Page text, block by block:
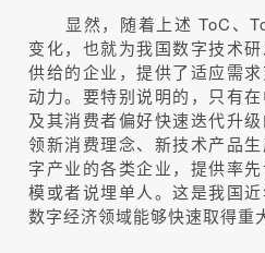
显然，随着上述 ToC、
变化，也就为我国数字技术
供给的企业，提供了适应需
动力。要特别说明的，只有
及其消费者偏好快速迭代升
领新消费理念、新技术产品
字产业的各类企业，提供率
模或者说埋单人。这是我国
数字经济领域能够快速取得重